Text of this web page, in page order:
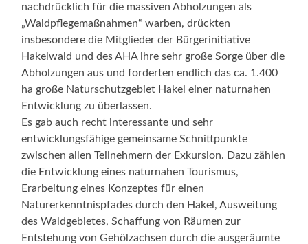
nachdrücklich für die massiven Abholzungen als
„Waldpflegemaßnahmen“ warben, drückten
insbesondere die Mitglieder der Bürgerinitiative
Hakelwald und des AHA ihre sehr große Sorge über die
Abholzungen aus und forderten endlich das ca. 1.400
ha große Naturschutzgebiet Hakel einer naturnahen
Entwicklung zu überlassen.
Es gab auch recht interessante und sehr
entwicklungsfähige gemeinsame Schnittpunkte
zwischen allen Teilnehmern der Exkursion. Dazu zählen
die Entwicklung eines naturnahen Tourismus,
Erarbeitung eines Konzeptes für einen
Naturerkenntnispfades durch den Hakel, Ausweitung
des Waldgebietes, Schaffung von Räumen zur
Entstehung von Gehölzachsen durch die ausgeräumte